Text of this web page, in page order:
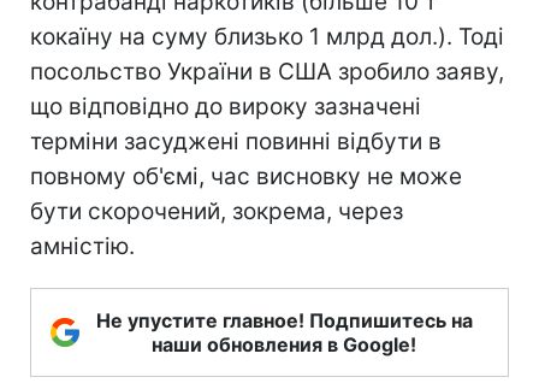
кокаїну на суму близько 1 млрд дол.). Тоді
посольство України в США зробило заяву,
що відповідно до вироку зазначені
терміни засуджені повинні відбути в
повному об'ємі, час висновку не може
бути скорочений, зокрема, через
амністію.
Не упустите главное! Подпишитесь на
наши обновления в Google!